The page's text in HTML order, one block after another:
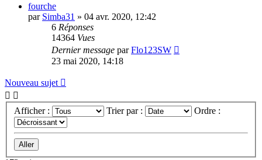
fourche
par Simba31 » 04 avr. 2020, 12:42
6 Réponses
14364 Vues
Dernier message parFlo123SW
23 mai 2020, 14:18
Nouveau sujet
Afficher : Trier par : Ordre :